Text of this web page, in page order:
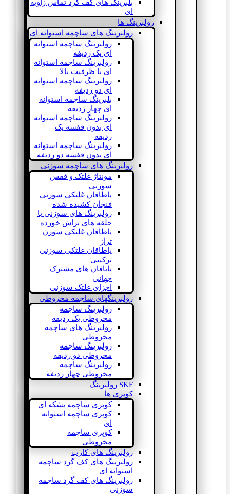
بلبرینگ های کف گرد تماس زاویه
ای
رولبرینگ ها
رولبرینگ های ساچمه استوانه ای
رولبرینگ ساچمه استوانه
ای یک ردیفه
رولبرینگ ساچمه استوانه
ای با ظرفیت بالا
رولبرینگ ساچمه استوانه
ای دو ردیفه
بلبرینگ ساچمه استوانه
ای چهار ردیفه
رولبرینگ ساچمه استوانه
ای بدون قفسه یک
ردیفه
رولبرینگ ساچمه استوانه
ای بدون قفسه دو ردیفه
رولبرینگ های ساچمه سوزنی
مونتاژ غلتک و قفس
سوزنی
یاطاقان غلتکی سوزنی
فنجان کشیده شده
رولبرینگ های سوزنی با
حلقه های تراش خورده
یاطاقان غلتکی سوزن
تراز
یاطاقان غلتکی سوزنی
ترکیبی
یاتاقان های مشترک
جهانی
اجزای غلتک سوزنی
رولبرینگهای ساچمه مخروطی
رولبرینگ ساچمه
مخروطی یک ردیفه
رولبرینگ های ساچمه
مخروطی
رولبرینگ ساچمه
مخروطی دو ردیفه
رولبرینگ ساچمه
مخروطی چهار ردیفه
SKF رولبرینگ
کوپری ها
کوپری ساچمه بشکه ای
کوپری ساچمه استوانه
ای
کوپری ساچمه
مخروطی
رولبرینگ های کارب
رولبرینگ های کف گرد ساچمه
استوانه ای
رولبرینگ های کف گرد ساچمه
سوزنی